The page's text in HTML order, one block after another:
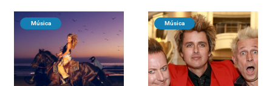
Música Música